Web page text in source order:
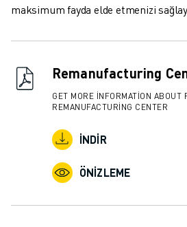
maksimum fayda elde etmenizi
Remanufacturing
GET MORE INFORMATION ABOUT
REMANUFACTURING CENTER
İNDIR
ÖNIZLEME